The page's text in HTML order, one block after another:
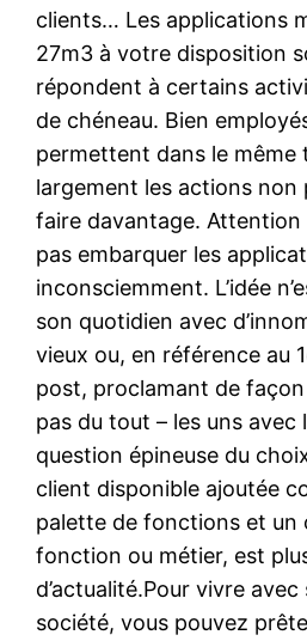
clients… Les applications
27m3 à votre disposition
répondent à certains
de chéneau. Bien
permettent dans le même
largement les actions
faire davantage.
pas embarquer les
inconsciemment. L’idée
son quotidien avec
vieux ou, en référence au
post, proclamant de
pas du tout – les uns avec
question épineuse du
client disponible ajoutée
palette de fonctions et un
fonction ou métier, est
d’actualité.Pour vivre avec
société, vous pouvez